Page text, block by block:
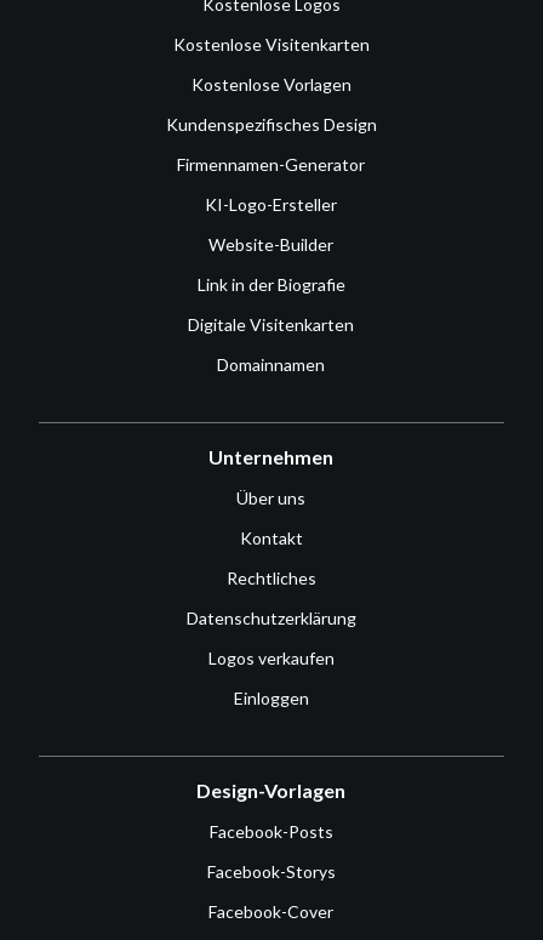
Kostenlose Logos
Kostenlose Visitenkarten
Kostenlose Vorlagen
Kundenspezifisches Design
Firmennamen-Generator
KI-Logo-Ersteller
Website-Builder
Link in der Biografie
Digitale Visitenkarten
Domainnamen
Unternehmen
Über uns
Kontakt
Rechtliches
Datenschutzerklärung
Logos verkaufen
Einloggen
Design-Vorlagen
Facebook-Posts
Facebook-Storys
Facebook-Cover